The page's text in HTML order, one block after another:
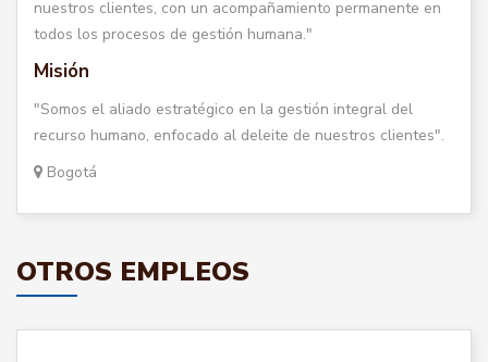
nuestros clientes, con un acompañamiento permanente en
todos los procesos de gestión humana."
Misión
"Somos el aliado estratégico en la gestión integral del
recurso humano, enfocado al deleite de nuestros clientes".
Bogotá
OTROS EMPLEOS